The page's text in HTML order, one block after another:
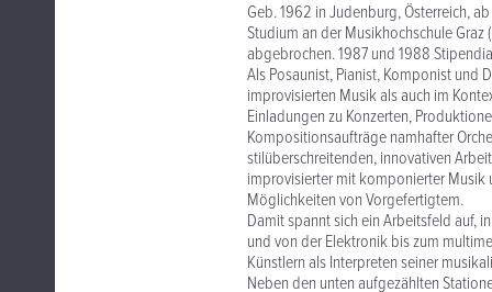
Geb. 1962 in Judenburg, Österreich,
Studium an der Musikhochschule
abgebrochen. 1987 und 1988
Als Posaunist, Pianist, Komponist und
improvisierten Musik als auch im
Einladungen zu Konzerten,
Kompositionsaufträge namhafter
stilüberschreitenden, innovativen
improvisierter mit komponierter
Möglichkeiten von Vorgefertigtem.
Damit spannt sich ein Arbeitsfeld auf,
und von der Elektronik bis zum
Künstlern als Interpreten seiner
Neben den unten aufgezählten